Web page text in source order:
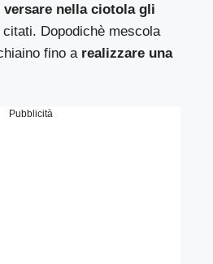
versare nella ciotola gli
citati. Dopodichè mescola
fino a realizzare una
Pubblicità